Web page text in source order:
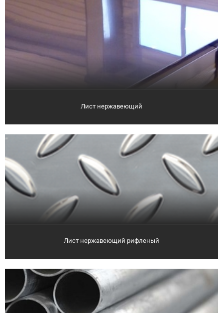
Лист нержавеющий
Лист нержавеющий рифленый